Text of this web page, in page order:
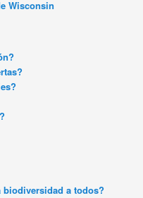
Wisconsin
biodiversidad a todos?